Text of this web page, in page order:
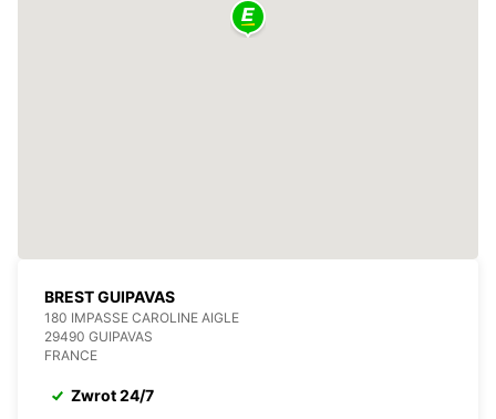
BREST GUIPAVAS
180 IMPASSE CAROLINE AIGLE
29490 GUIPAVAS
FRANCE
Zwrot 24/7